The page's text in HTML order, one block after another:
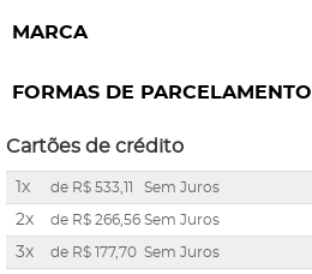
MARCA
FORMAS DE PARCELAMENTO
Cartões de crédito
1x de R$ 533,11 Sem Juros
2x de R$ 266,56 Sem Juros
3x de R$ 177,70 Sem Juros